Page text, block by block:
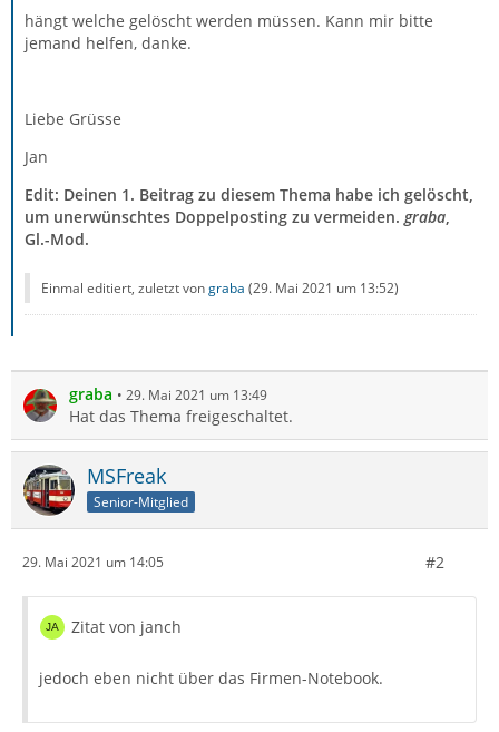
hängt welche gelöscht werden müssen. Kann mir bitte
jemand helfen, danke.
Liebe Grüsse
Jan
Edit: Deinen 1. Beitrag zu diesem Thema habe ich gelöscht,
um unerwünschtes Doppelposting zu vermeiden. graba
Gl.-Mod.
Einmal editiert, zuletzt vongraba (29. Mai 2021 um 13:52)
graba 29. Mai 2021 um 13:49
Hat das Thema freigeschaltet.
MSFreak
Senior-Mitglied
29. Mai 2021 um 14:05 #2
Zitat von janch
jedoch eben nicht über das Firmen-Notebook.